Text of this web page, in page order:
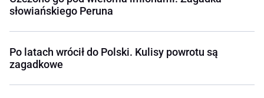
słowiańskiego Peruna
Po latach wrócił do Polski. Kulisy powrotu są
zagadkowe